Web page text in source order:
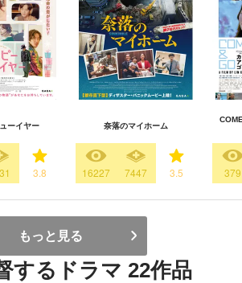
ーイヤー
3.8
奈落のマイホーム
16227 7447 3.5 379
もっと見る
するドラマ 22作品